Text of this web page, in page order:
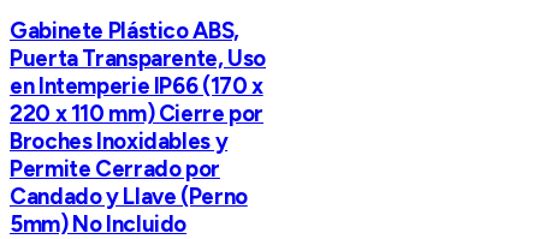
Gabinete Plástico ABS,
Puerta Transparente, Uso
en Intemperie IP66 (170 x
220 x 110 mm) Cierre por
Broches Inoxidables y
Permite Cerrado por
Candado y Llave (Perno
5mm) No Incluido